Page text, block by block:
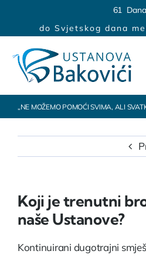
61 Dana
do Svjetskog dana
„NE MOŽEMO POMOĆI SVIMA, ALI
Koji je trenutni
naše Ustanove?
Kontinuirani dugotrajni